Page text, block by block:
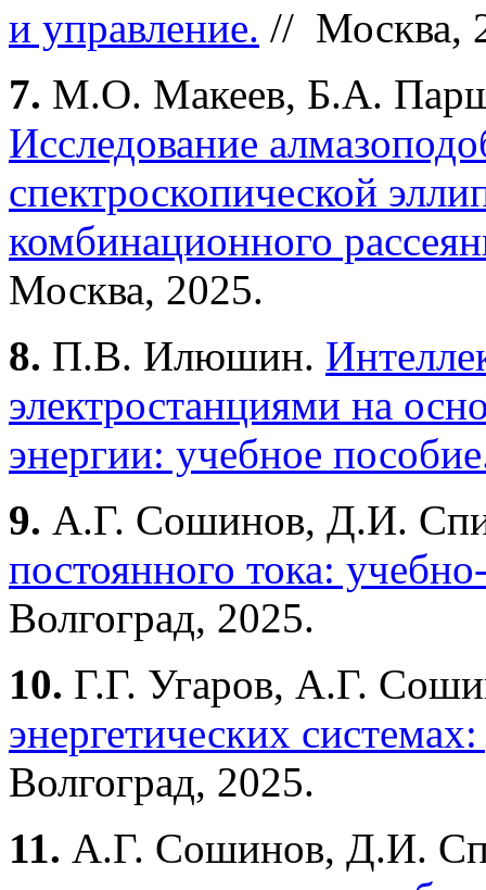
и управление. // Москва,
7. М.О. Макеев, Б.А.
Исследование
спектроскопической
комбинационного
Москва, 2025.
8. П.В. Илюшин.
электростанциями на
энергии: учебное
9. А.Г. Сошинов, Д.И.
постоянного тока:
Волгоград, 2025.
10. Г.Г. Угаров, А.Г.
энергетических
Волгоград, 2025.
11. А.Г. Сошинов, Д.И.